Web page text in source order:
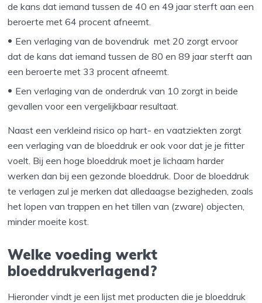
de kans dat iemand tussen de 40 en 49 jaar sterft aan een
beroerte met 64 procent afneemt.
Een verlaging van de bovendruk met 20 zorgt ervoor
dat de kans dat iemand tussen de 80 en 89 jaar sterft aan
een beroerte met 33 procent afneemt.
Een verlaging van de onderdruk van 10 zorgt in beide
gevallen voor een vergelijkbaar resultaat.
Naast een verkleind risico op hart- en vaatziekten zorgt
een verlaging van de bloeddruk er ook voor dat je je fitter
voelt. Bij een hoge bloeddruk moet je lichaam harder
werken dan bij een gezonde bloeddruk. Door de bloeddruk
te verlagen zul je merken dat alledaagse bezigheden, zoals
het lopen van trappen en het tillen van (zware) objecten,
minder moeite kost.
Welke voeding werkt
bloeddrukverlagend?
Hieronder vindt je een lijst met producten die je bloeddruk